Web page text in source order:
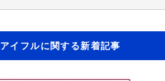
アイフルに関する新着記事